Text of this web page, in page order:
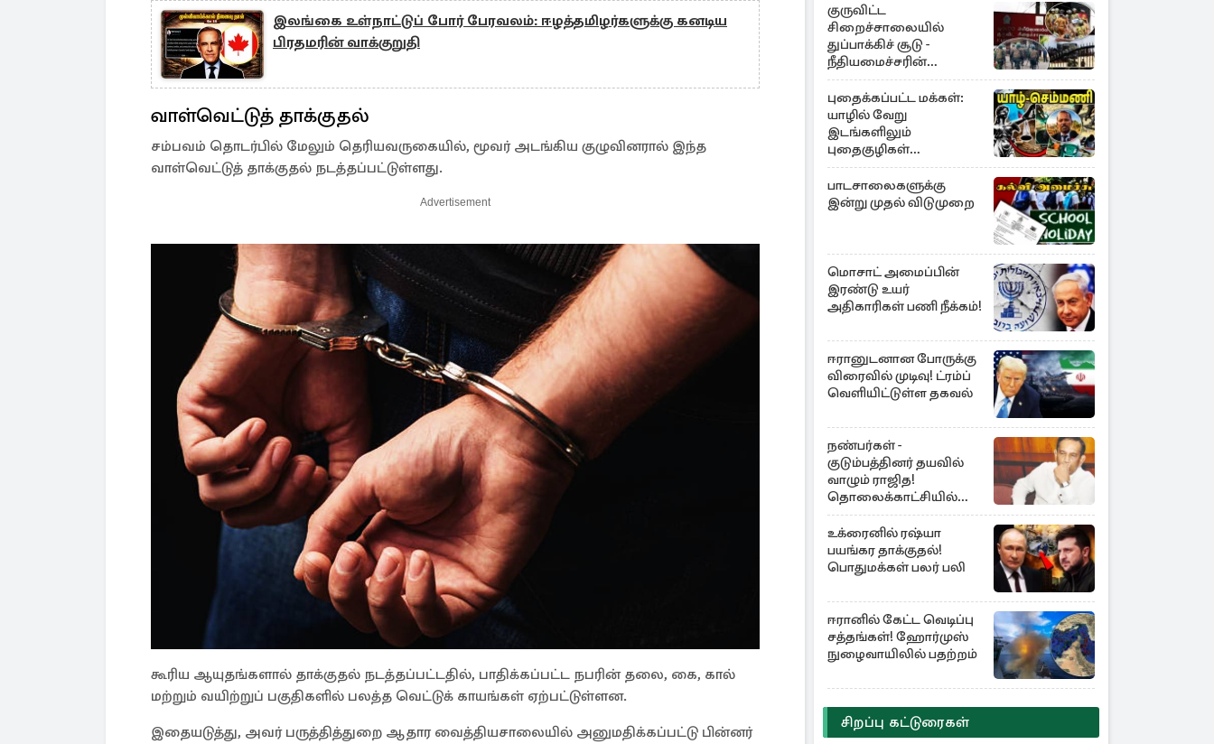
இலங்கை உள்நாட்டுப் போர் பேரவலம்: ஈழத்தமிழர்களுக்கு கனடிய
பிரதமரின் வாக்குறுதி
வாள்வெட்டுத் தாக்குதல்
சம்பவம் தொடர்பில் மேலும் தெரியவருகையில், மூவர் அடங்கிய குழுவினரால் இந்த
வாள்வெட்டுத் தாக்குதல் நடத்தப்பட்டுள்ளது.
Advertisement
கூரிய ஆயுதங்களால் தாக்குதல் நடத்தப்பட்டதில், பாதிக்கப்பட்ட நபரின் தலை, கை, கால்
மற்றும் வயிற்றுப் பகுதிகளில் பலத்த வெட்டுக் காயங்கள் ஏற்பட்டுள்ளன.
இதையடுத்து, அவர் பருத்தித்துறை ஆதார வைத்தியசாலையில் அனுமதிக்கப்பட்டு பின்னர்
குருவிட்ட
சிறைச்சாலையில்
துப்பாக்கிச் சூடு -
நீதியமைச்சரின்
அறிவிப்பு
புதைக்கப்பட்ட மக்கள்:
யாழில் வேறு
இடங்களிலும்
புதைகுழிகள்
இருக்கலாம்..!
எழுமாற்றாக அகழ்வு
பாடசாலைகளுக்கு
இன்று முதல் விடுமுறை
மொசாட் அமைப்பின்
இரண்டு உயர்
அதிகாரிகள் பணி நீக்கம்!
ஈரானுடனான போருக்கு
விரைவில் முடிவு! ட்ரம்ப்
வெளியிட்டுள்ள தகவல்
நண்பர்கள் -
குடும்பத்தினர் தயவில்
வாழும் ராஜித!
தொலைக்காட்சியில்
குமுறல்
உக்ரைனில் ரஷ்யா
பயங்கர தாக்குதல்!
பொதுமக்கள் பலர் பலி
ஈரானில் கேட்ட வெடிப்பு
சத்தங்கள்! ஹோர்முஸ்
நுழைவாயிலில் பதற்றம்
சிறப்பு கட்டுரைகள்